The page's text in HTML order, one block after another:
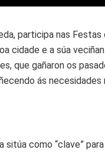
participa nas
cidade e a súa
que gañaron os
ás necesidades
sitúa como “clave”